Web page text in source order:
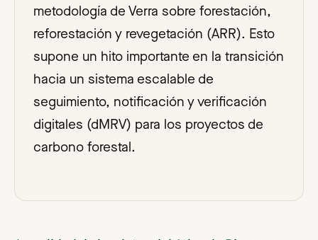
metodología de Verra sobre forestación,
reforestación y revegetación (ARR). Esto
supone un hito importante en la transición
hacia un sistema escalable de
seguimiento, notificación y verificación
digitales (dMRV) para los proyectos de
carbono forestal.